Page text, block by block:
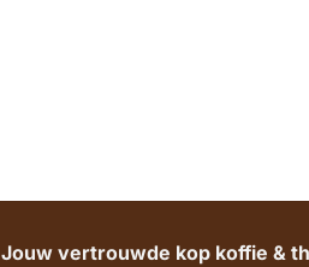
Jouw vertrouwde kop koffie &